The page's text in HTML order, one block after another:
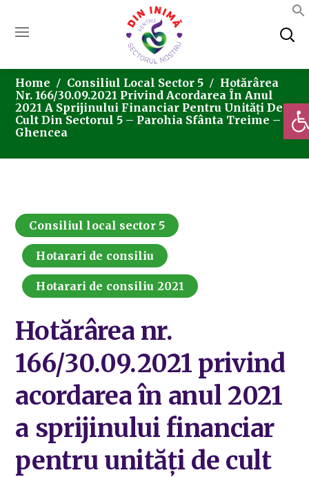
Home Consiliul Local Sector 5
Hotărârea
Nr. 166/30.09.2021 Privind Acordarea În Anul
2021 A Sprijinului Financiar Pentru Unități De
Cult Din Sectorul 5 – Parohia Sfânta Treime –
Ghencea
Consiliul local sector 5
Hotarari de consiliu
Hotarari de consiliu 2021
Hotărârea nr.
166/30.09.2021 privind
acordarea în anul 2021
a sprijinului financiar
pentru unități de cult